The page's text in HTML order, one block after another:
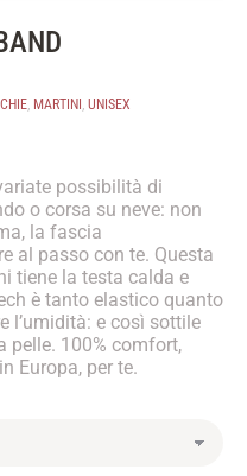
, MARTINI , UNISEX
possibilità di
o corsa su neve: non
la fascia
al passo con te. Questa
tiene la testa calda e
è tanto elastico quanto
l’umidità: e così sottile
pelle. 100% comfort,
Europa, per te.